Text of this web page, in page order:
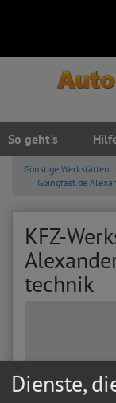
So geht's
Günstige Werkstätten
Goingfast.de
KFZ-
technik
Dienste,